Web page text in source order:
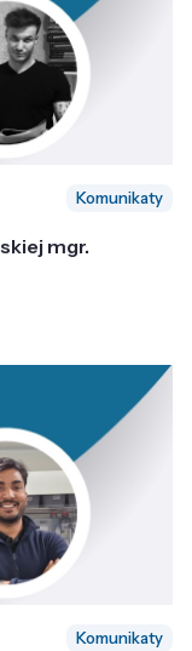
Komunikaty
mgr.
Komunikaty